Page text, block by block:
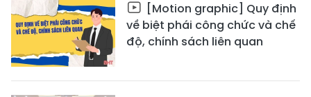
[Motion graphic] Quy định
về biệt phái công chức và chế
độ, chính sách liên quan